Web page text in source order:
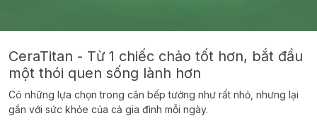
CeraTitan - Từ 1 chiếc chảo tốt hơn, bắt đầu
một thói quen sống lành hơn
Có những lựa chọn trong căn bếp tưởng như rất nhỏ, nhưng lại
gắn với sức khỏe của cả gia đình mỗi ngày.